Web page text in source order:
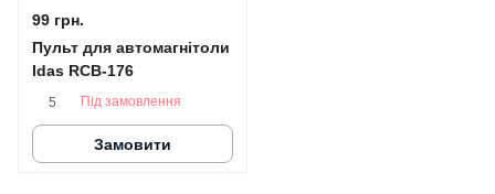
99 грн.
Пульт для автомагнітоли
Idas RCB-176
5 Під замовлення
Замовити